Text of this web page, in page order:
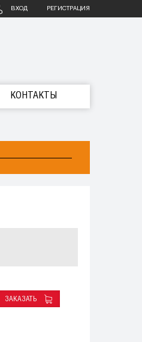
ВХОД РЕГИСТРАЦИЯ
КОНТАКТЫ
ЗАКАЗАТЬ